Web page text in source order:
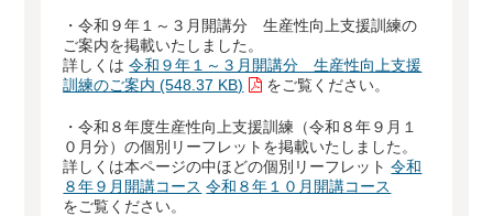
・令和９年１～３月開講分 生産性向上支援訓練の
ご案内を掲載いたしました。
詳しくは 令和９年１～３月開講分 生産性向上支援
訓練のご案内 (548.37 KB)
をご覧ください。
・令和８年度生産性向上支援訓練（令和８年９月１
０月分）の個別リーフレットを掲載いたしました。
詳しくは本ページの中ほどの個別リーフレット 令和
８年９月開講コース 令和８年１０月開講コース
をご覧ください。